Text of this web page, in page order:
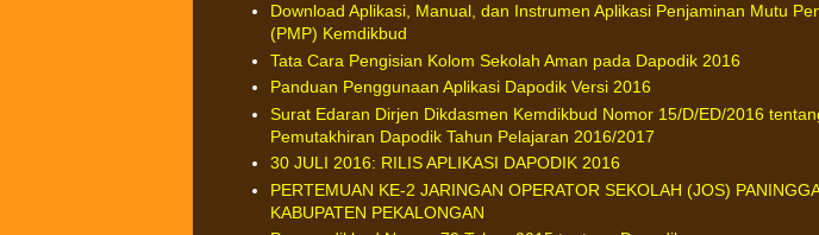
Download Aplikasi, Manual, dan Instrumen Aplikasi Penjaminan Mutu
(PMP) Kemdikbud
Tata Cara Pengisian Kolom Sekolah Aman pada Dapodik 2016
Panduan Penggunaan Aplikasi Dapodik Versi 2016
Surat Edaran Dirjen Dikdasmen Kemdikbud Nomor 15/D/ED/2016
Pemutakhiran Dapodik Tahun Pelajaran 2016/2017
30 JULI 2016: RILIS APLIKASI DAPODIK 2016
PERTEMUAN KE-2 JARINGAN OPERATOR SEKOLAH (JOS)
KABUPATEN PEKALONGAN